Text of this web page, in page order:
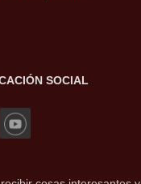
SOCIAL